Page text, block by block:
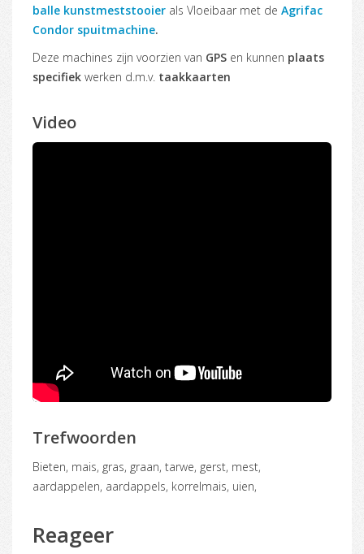
balle kunstmeststooier als Vloeibaar met de Agrifac
Condor spuitmachine.
Deze machines zijn voorzien van GPS en kunnen plaats
specifiek werken d.m.v. taakkaarten
Video
Trefwoorden
Bieten, mais, gras, graan, tarwe, gerst, mest,
aardappelen, aardappels, korrelmais, uien,
Reageer